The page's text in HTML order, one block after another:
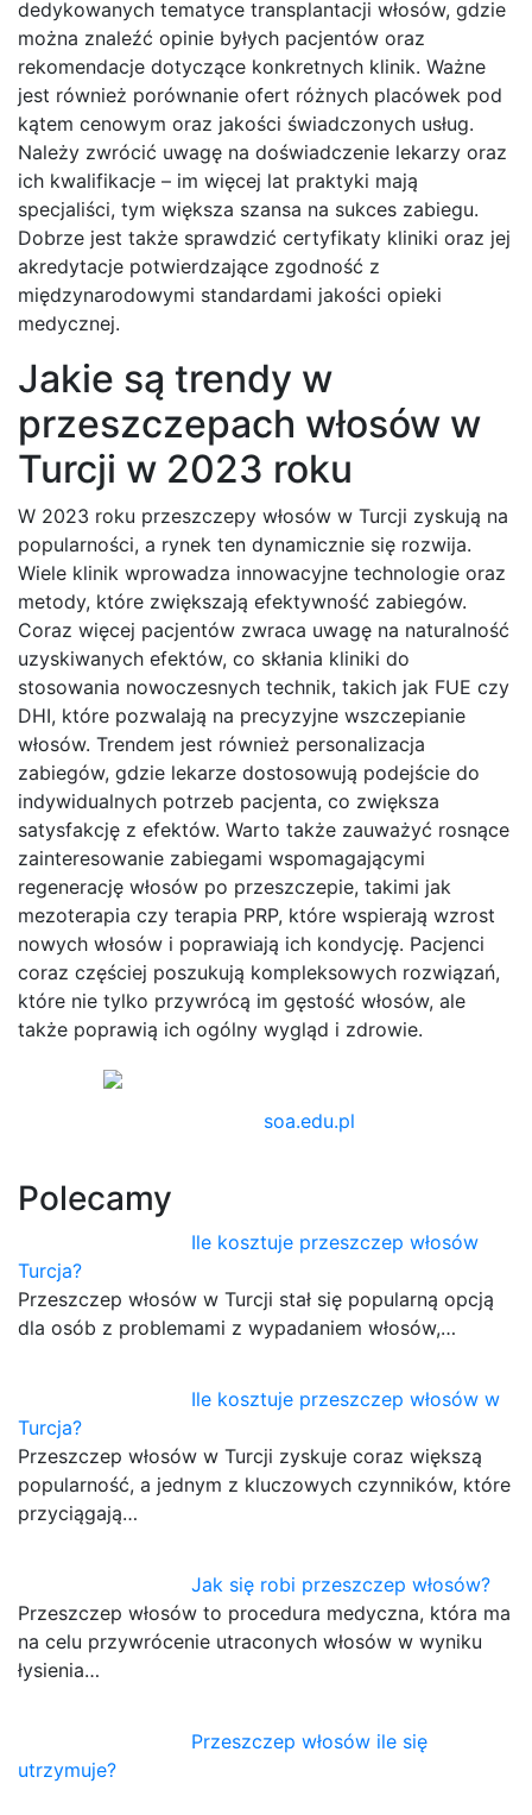
dedykowanych tematyce transplantacji włosów, gdzie
można znaleźć opinie byłych pacjentów oraz
rekomendacje dotyczące konkretnych klinik. Ważne
jest również porównanie ofert różnych placówek pod
kątem cenowym oraz jakości świadczonych usług.
Należy zwrócić uwagę na doświadczenie lekarzy oraz
ich kwalifikacje – im więcej lat praktyki mają
specjaliści, tym większa szansa na sukces zabiegu.
Dobrze jest także sprawdzić certyfikaty kliniki oraz jej
akredytacje potwierdzające zgodność z
międzynarodowymi standardami jakości opieki
medycznej.
Jakie są trendy w
przeszczepach włosów w
Turcji w 2023 roku
W 2023 roku przeszczepy włosów w Turcji zyskują na
popularności, a rynek ten dynamicznie się rozwija.
Wiele klinik wprowadza innowacyjne technologie oraz
metody, które zwiększają efektywność zabiegów.
Coraz więcej pacjentów zwraca uwagę na naturalność
uzyskiwanych efektów, co skłania kliniki do
stosowania nowoczesnych technik, takich jak FUE czy
DHI, które pozwalają na precyzyjne wszczepianie
włosów. Trendem jest również personalizacja
zabiegów, gdzie lekarze dostosowują podejście do
indywidualnych potrzeb pacjenta, co zwiększa
satysfakcję z efektów. Warto także zauważyć rosnące
zainteresowanie zabiegami wspomagającymi
regenerację włosów po przeszczepie, takimi jak
mezoterapia czy terapia PRP, które wspierają wzrost
nowych włosów i poprawiają ich kondycję. Pacjenci
coraz częściej poszukują kompleksowych rozwiązań,
które nie tylko przywrócą im gęstość włosów, ale
także poprawią ich ogólny wygląd i zdrowie.
soa.edu.pl
Polecamy
Ile kosztuje przeszczep włosów
Turcja?
Przeszczep włosów w Turcji stał się popularną opcją
dla osób z problemami z wypadaniem włosów,…
Ile kosztuje przeszczep włosów w
Turcja?
Przeszczep włosów w Turcji zyskuje coraz większą
popularność, a jednym z kluczowych czynników, które
przyciągają…
Jak się robi przeszczep włosów?
Przeszczep włosów to procedura medyczna, która ma
na celu przywrócenie utraconych włosów w wyniku
łysienia…
Przeszczep włosów ile się
utrzymuje?